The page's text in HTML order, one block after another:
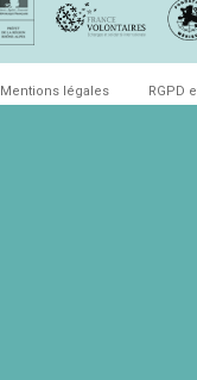
Mentions légales RGPD